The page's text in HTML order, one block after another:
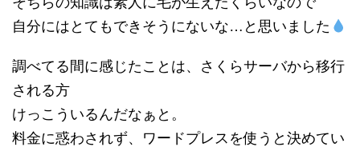
自分にはとてもできそうにないな…と思いました
調べてる間に感じたことは、さくらサーバから移行
される方
けっこういるんだなぁと。
料金に惑わされず、ワードプレスを使うと決めてい